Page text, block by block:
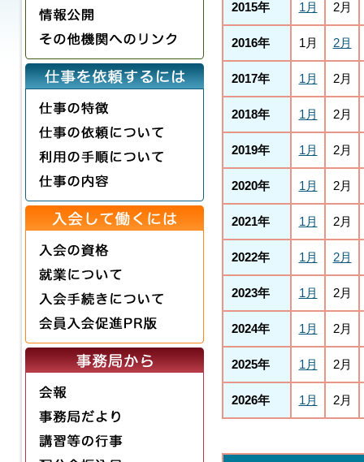
2015年 1月 2月
2016年 1月 2月
2017年 1月 2月
2018年 1月 2月
2019年 1月 2月
2020年 1月 2月
2021年 1月 2月
2022年 1月 2月
2023年 1月 2月
2024年 1月 2月
2025年 1月 2月
2026年 1月 2月